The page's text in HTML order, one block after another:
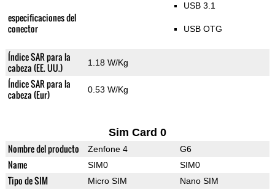
especificaciones del
conector
USB 3.1
USB OTG
Índice SAR para la
cabeza (EE. UU.)
1.18 W/Kg
Índice SAR para la
cabeza (Eur)
0.53 W/Kg
Sim Card 0
Nombre del producto Zenfone 4 G6
Name SIM0 SIM0
Tipo de SIM Micro SIM Nano SIM